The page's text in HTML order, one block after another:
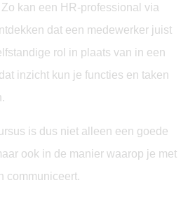
Zo kan een HR-professional via
dat een medewerker juist
rol in plaats van in een
inzicht kun je functies en taken
is dus niet alleen een goede
ook in de manier waarop je met
communiceert.